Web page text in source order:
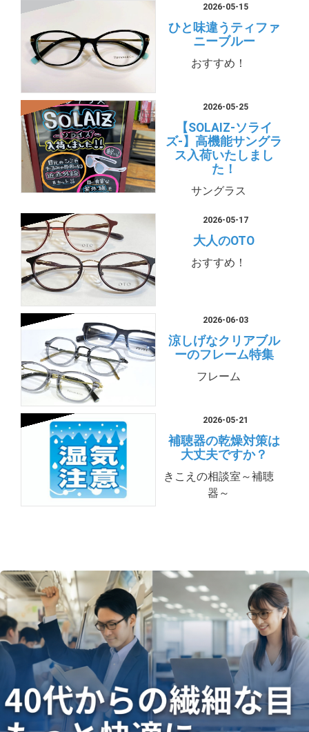
2026-05-15
ひと味違うティファ
ニーブルー
おすすめ！
2026-05-25
【SOLAIZ-ソライ
ズ-】高機能サングラ
ス入荷いたしまし
た！
サングラス
2026-05-17
大人のOTO
おすすめ！
2026-06-03
涼しげなクリアブル
ーのフレーム特集
フレーム
2026-05-21
補聴器の乾燥対策は
大丈夫ですか？
きこえの相談室～補聴
器～